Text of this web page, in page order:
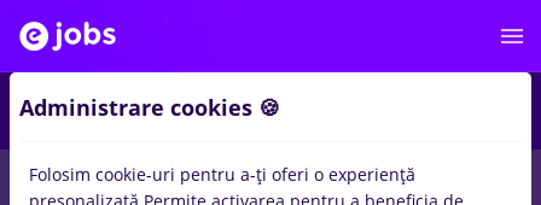
locuri de muncapower bi in Transport / Distributie
Administrare cookies 🍪
Folosim cookie-uri pentru a-ți oferi o experiență